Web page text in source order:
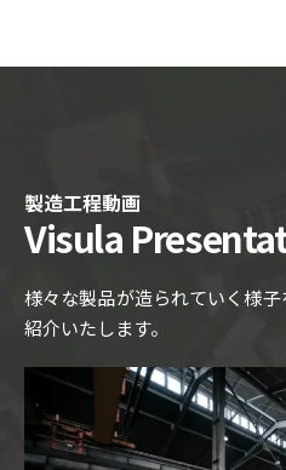
製造工程動画
Visula
様々な製品が造られていく様
紹介いたします。